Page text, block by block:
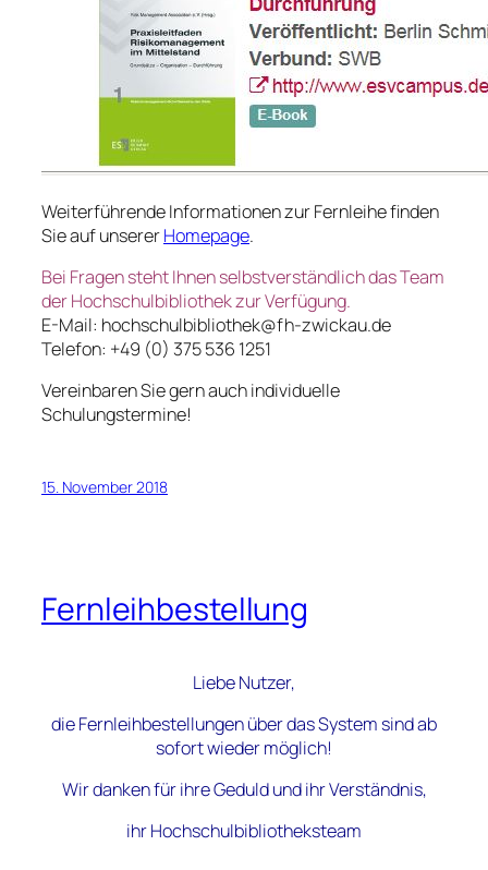
Weiterführende Informationen zur Fernleihe finden
Sie auf unsererHomepage.
Bei Fragen steht Ihnen selbstverständlich das Team
der Hochschulbibliothek zur Verfügung.
E-Mail: hochschulbibliothek@fh-zwickau.de
Telefon: +49 (0) 375 536 1251
Vereinbaren Sie gern auch individuelle
Schulungstermine!
15. November 2018
Fernleihbestellung
Liebe Nutzer,
die Fernleihbestellungen über das System sind ab
sofort wieder möglich!
Wir danken für ihre Geduld und ihr Verständnis,
ihr Hochschulbibliotheksteam